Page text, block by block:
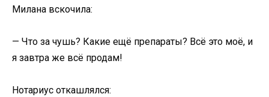
Милана вскочила:
— Что за чушь? Какие ещё препараты? Всё это моё, и
я завтра же всё продам!
Нотариус откашлялся: